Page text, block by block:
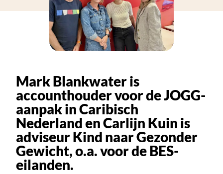
Mark Blankwater is
accounthouder voor de JOGG-
aanpak in Caribisch
Nederland en Carlijn Kuin is
adviseur Kind naar Gezonder
Gewicht, o.a. voor de BES-
eilanden.